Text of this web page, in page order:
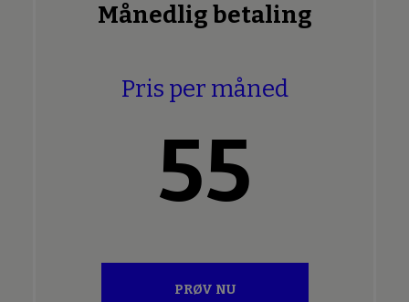
Månedlig betaling
Pris per måned
55
PRØV NU